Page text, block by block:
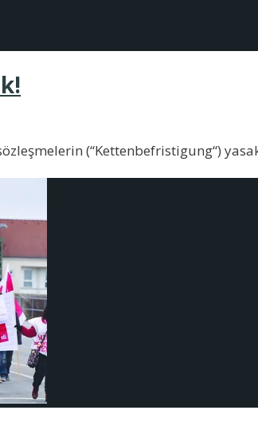
(“Kettenbefristigung“)